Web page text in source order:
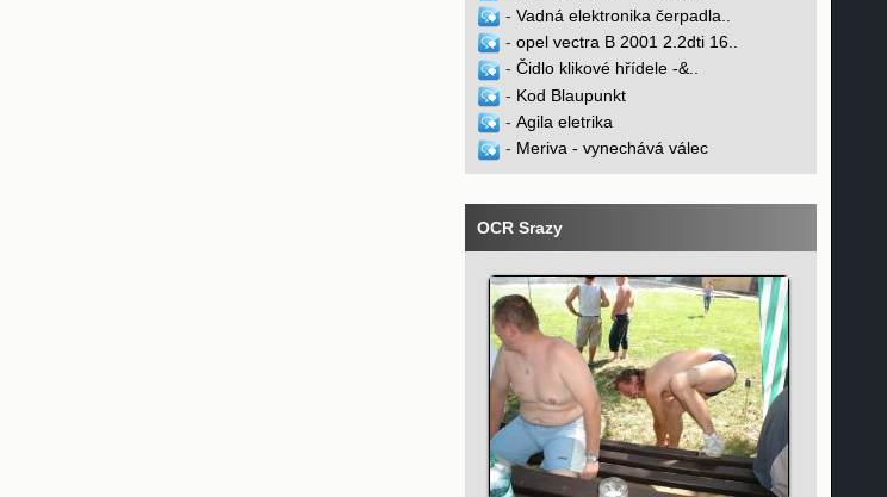
- Vadná elektronika čerpadla..
- opel vectra B 2001 2.2dti 16..
- Čidlo klikové hřídele -&..
- Kod Blaupunkt
- Agila eletrika
- Meriva - vynechává válec
OCR Srazy